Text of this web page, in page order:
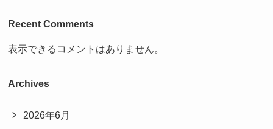
Recent Comments
表示できるコメントはありません。
Archives
2026年6月